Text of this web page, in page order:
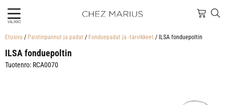
VALIKKO
Etusivu / Paistinpannut ja padat / Fonduepadat ja -tarvikkeet / ILSA fonduepoltin
ILSA fonduepoltin
Tuotenro: RCA0070